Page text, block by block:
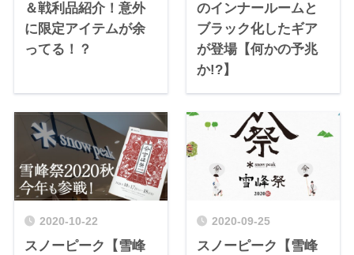
＆戦利品紹介！意外
に限定アイテムが余
ってる！？
のインナールームと
ブラック化したギア
が登場【何かの予兆
か!?】
2020-10-22
スノーピーク【雪峰
2020-09-25
スノーピーク【雪峰